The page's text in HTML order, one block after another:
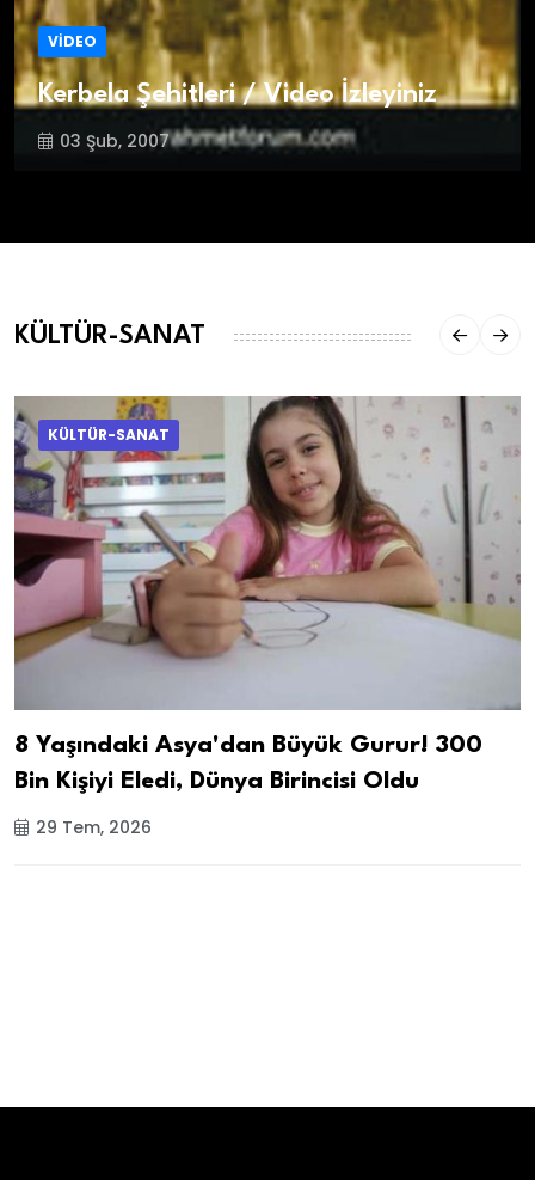
VİDEO
Kerbela Şehitleri / Video İzleyiniz
03 Şub, 2007
KÜLTÜR-SANAT
KÜLTÜR-SANAT
8 Yaşındaki Asya'dan Büyük Gurur! 300
Bin Kişiyi Eledi, Dünya Birincisi Oldu
29 Tem, 2026